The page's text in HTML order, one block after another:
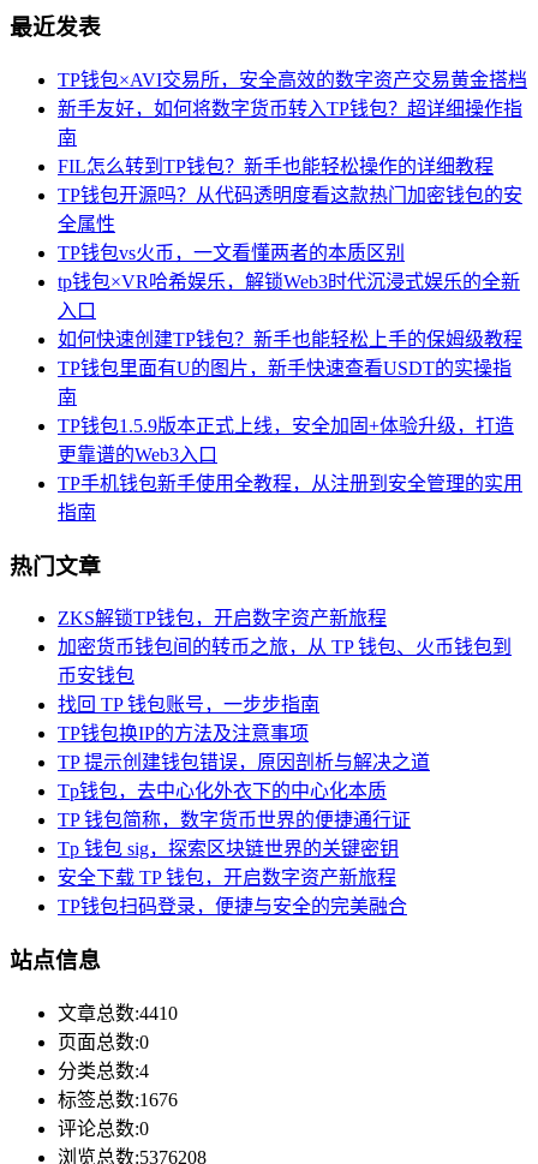
最近发表
TP钱包×AVI交易所，安全高效的数字资产交易黄金搭档
新手友好，如何将数字货币转入TP钱包？超详细操作指
南
FIL怎么转到TP钱包？新手也能轻松操作的详细教程
TP钱包开源吗？从代码透明度看这款热门加密钱包的安
全属性
TP钱包vs火币，一文看懂两者的本质区别
tp钱包×VR哈希娱乐，解锁Web3时代沉浸式娱乐的全新
入口
如何快速创建TP钱包？新手也能轻松上手的保姆级教程
TP钱包里面有U的图片，新手快速查看USDT的实操指
南
TP钱包1.5.9版本正式上线，安全加固+体验升级，打造
更靠谱的Web3入口
TP手机钱包新手使用全教程，从注册到安全管理的实用
指南
热门文章
ZKS解锁TP钱包，开启数字资产新旅程
加密货币钱包间的转币之旅，从 TP 钱包、火币钱包到
币安钱包
找回 TP 钱包账号，一步步指南
TP钱包换IP的方法及注意事项
TP 提示创建钱包错误，原因剖析与解决之道
Tp钱包，去中心化外衣下的中心化本质
TP 钱包简称，数字货币世界的便捷通行证
Tp 钱包 sig，探索区块链世界的关键密钥
安全下载 TP 钱包，开启数字资产新旅程
TP钱包扫码登录，便捷与安全的完美融合
站点信息
文章总数:4410
页面总数:0
分类总数:4
标签总数:1676
评论总数:0
浏览总数:5376208